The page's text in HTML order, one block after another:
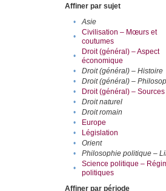
Affiner par sujet
•
Asie
•
Civilisation – Mœurs et
coutumes
•
Droit (général) – Aspect
économique
• Droit (général) – Histoire
•
Droit (général) –
•
Droit (général) – Sources
•
Droit naturel
•
Droit romain
•
Europe
•
Législation
•
Orient
•
Philosophie politique –
•
Science politique –
politiques
Affiner par période